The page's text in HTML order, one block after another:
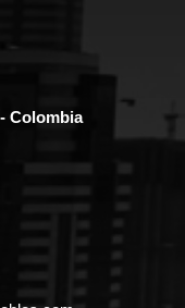
Colombia